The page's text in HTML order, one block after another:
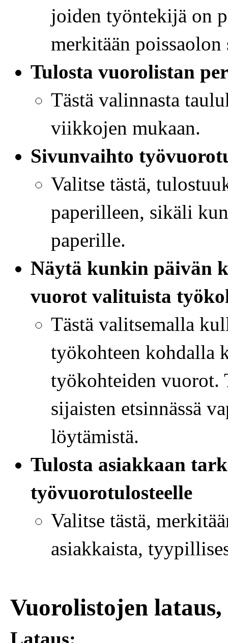
joiden työntekijä on
merkitään
Tulosta vuorolistan
Tästä valinnasta
viikkojen mukaan.
Sivunvaihto
Valitse tästä,
paperilleen, sikäli
paperille.
Näytä kunkin päivän
vuorot valituista
Tästä valitsemalla
työkohteen kohdalla
työkohteiden vuorot.
sijaisten etsinnässä
löytämistä.
Tulosta asiakkaan
työvuorotulosteelle
Valitse tästä,
asiakkaista,
Vuorolistojen
Lataus: